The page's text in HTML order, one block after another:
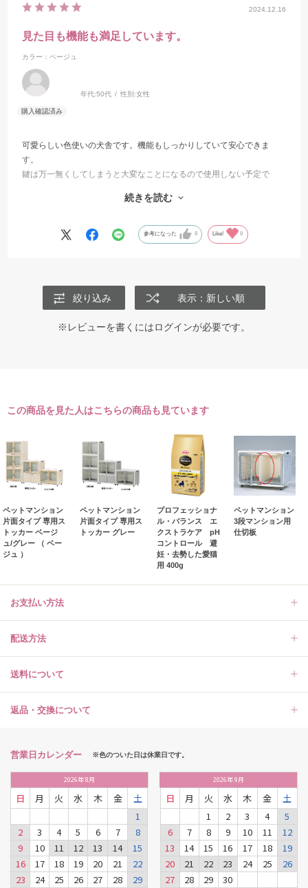
2024.12.16
見た目も機能も満足しています。
カラー：ベージュ
年代:50代 性別:女性
可愛らしい色使いの犬舎です。機能もしっかりしていて安心できま
す。
鍵は万一無くしてしまうと大変なことになるので使用しない予定で
３段マンションだけでなく１段のものも欲しいけど、価格が。。。
続きを読む
参考になった 0 Like! 0
絞り込み 表示：新しい順
※レビューを書くにはログインが必要です。
この商品を見た人はこちらの商品も見ています
ペットマンション
片面タイプ 専用ス
トッカー ベージ
ュ/グレー （ ベー
ジュ ）
ペットマンション
片面タイプ 専用ス
トッカー グレー
プロフェッショナ
ル・バランス エ
クストラケア pH
コントロール 避
妊・去勢した愛猫
用 400g
ペットマンション
3段マンション用
仕切板
お支払い方法
配送方法
送料について
返品・交換について
営業日カレンダー ※色のついた日は休業日です。
2026年8月
日 月 火 水 木 金
土
1
2
3 4 5 6 7
8
9
10 11 12 13 14
15
16
17 18 19 20 21
22
23
24 25 26 27 28 29
2026年9月
日 月 火 水 木 金
土
1
2 3 4
5
6
7 8 9 10 11
12
13
14 15 16 17 18
19
20
21 22 23 24 25
26
27
28 29 30